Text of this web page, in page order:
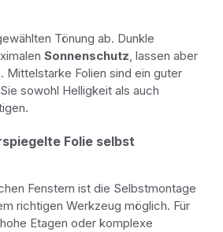
Tönung ab. Dunkle
Sonnenschutz , lassen aber
Mittelstarke Folien sind ein guter
sowohl Helligkeit als auch
Folie selbst
Fenstern ist die Selbstmontage
richtigen Werkzeug möglich. Für
Etagen oder komplexe